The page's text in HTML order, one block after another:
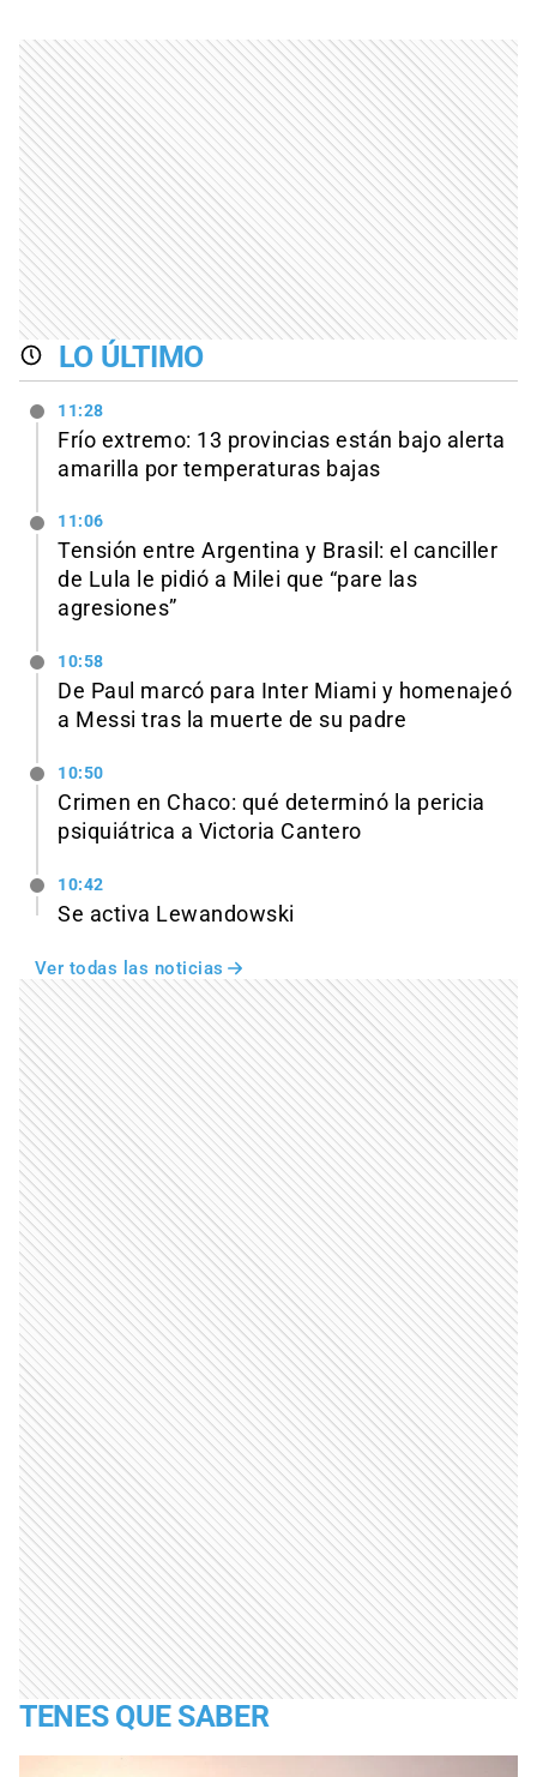
LO ÚLTIMO
11:28
Frío extremo: 13 provincias están bajo alerta
amarilla por temperaturas bajas
11:06
Tensión entre Argentina y Brasil: el canciller
de Lula le pidió a Milei que “pare las
agresiones”
10:58
De Paul marcó para Inter Miami y homenajeó
a Messi tras la muerte de su padre
10:50
Crimen en Chaco: qué determinó la pericia
psiquiátrica a Victoria Cantero
10:42
Se activa Lewandowski
Ver todas las noticias
TENES QUE SABER